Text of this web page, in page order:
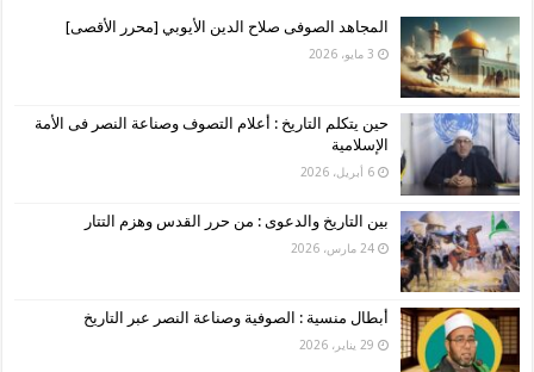
المجاهد الصوفى صلاح الدين الأيوبي [محرر الأقصى]
3 مايو، 2026
حين يتكلم التاريخ : أعلام التصوف وصناعة النصر فى الأمة
الإسلامية
6 أبريل، 2026
بين التاريخ والدعوى : من حرر القدس وهزم التتار
24 مارس، 2026
أبطال منسية : الصوفية وصناعة النصر عبر التاريخ
29 يناير، 2026